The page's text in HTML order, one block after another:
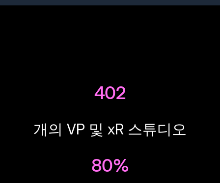
402
개의 VP 및 xR 스튜디오
80%